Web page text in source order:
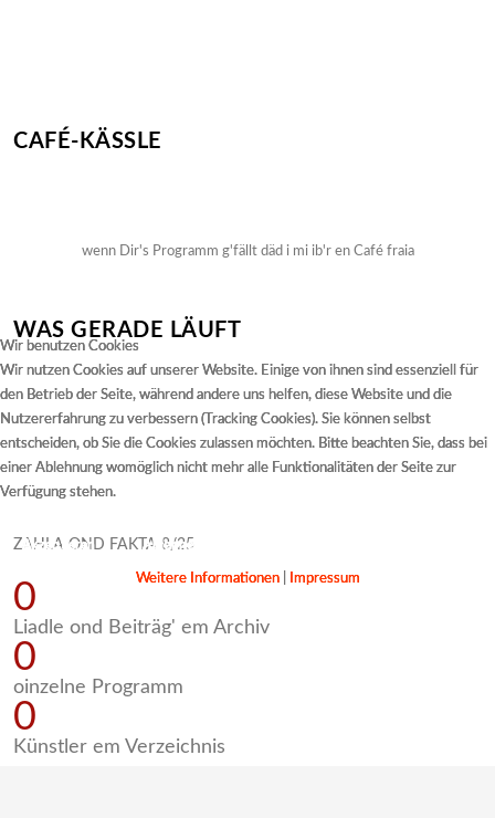
Wir benutzen Cookies
Wir nutzen Cookies auf unserer Website. Einige von ihnen sind essenziell für
den Betrieb der Seite, während andere uns helfen, diese Website und die
Nutzererfahrung zu verbessern (Tracking Cookies). Sie können selbst
entscheiden, ob Sie die Cookies zulassen möchten. Bitte beachten Sie, dass bei
einer Ablehnung womöglich nicht mehr alle Funktionalitäten der Seite zur
Verfügung stehen.
Akzeptieren Ablehnen
Weitere Informationen| Impressum
CAFÉ-KÄSSLE
wenn Dir's Programm g'fällt däd i mi ib'r en Café fraia
WAS GERADE LÄUFT
Wir benutzen Cookies
Wir nutzen Cookies auf unserer Website. Einige von ihnen sind essenziell für
den Betrieb der Seite, während andere uns helfen, diese Website und die
Nutzererfahrung zu verbessern (Tracking Cookies). Sie können selbst
entscheiden, ob Sie die Cookies zulassen möchten. Bitte beachten Sie, dass bei
einer Ablehnung womöglich nicht mehr alle Funktionalitäten der Seite zur
Verfügung stehen.
Akzeptieren Ablehnen
Weitere Informationen| Impressum
ZAHLA OND FAKTA 8/25
0
Liadle ond Beiträg' em Archiv
0
oinzelne Programm
0
Künstler em Verzeichnis
Wir benutzen Cookies
Wir nutzen Cookies auf unserer Website. Einige von ihnen sind essenziell für
den Betrieb der Seite, während andere uns helfen, diese Website und die
Nutzererfahrung zu verbessern (Tracking Cookies). Sie können selbst
entscheiden, ob Sie die Cookies zulassen möchten. Bitte beachten Sie, dass bei
einer Ablehnung womöglich nicht mehr alle Funktionalitäten der Seite zur
Verfügung stehen.
Akzeptieren Ablehnen
Weitere Informationen| Impressum